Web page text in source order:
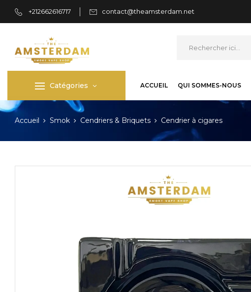
+212662616717 contact@theamsterdam.net
Catégories ACCUEIL QUI SOMMES-NOUS
Accueil Smok Cendriers & Briquets Cendrier à cigares